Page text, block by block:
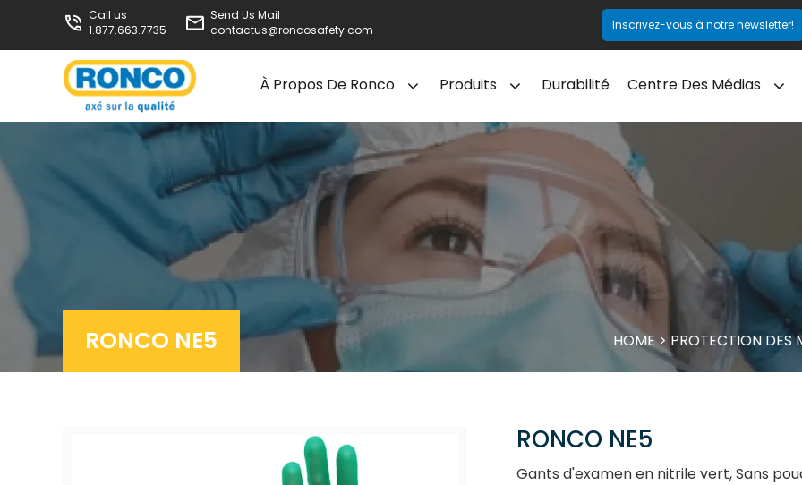
Call us
1.877.663.7735
Send Us Mail
contactus@roncosafety.com
Inscrivez-vous à notre newsletter!
À Propos De Ronco Produits Durabilité Centre Des Médias
RONCO NE5 HOME> PROTECTION DES
RONCO NE5
Gants d'examen en nitrile vert, Sans